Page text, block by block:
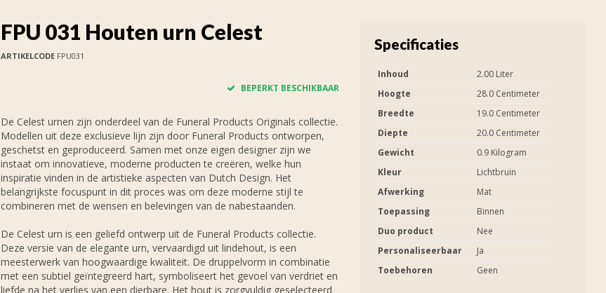
FPU 031 Houten urn Celest
ARTIKELCODEFPU031
BEPERKT BESCHIKBAAR
De Celest urnen zijn onderdeel van de Funeral Products Originals collectie.
Modellen uit deze exclusieve lijn zijn door Funeral Products ontworpen,
geschetst en geproduceerd. Samen met onze eigen designer zijn we
instaat om innovatieve, moderne producten te creëren, welke hun
inspiratie vinden in de artistieke aspecten van Dutch Design. Het
belangrijkste focuspunt in dit proces was om deze moderne stijl te
combineren met de wensen en belevingen van de nabestaanden.
De Celest urn is een geliefd ontwerp uit de Funeral Products collectie.
Deze versie van de elegante urn, vervaardigd uit lindehout, is een
meesterwerk van hoogwaardige kwaliteit. De druppelvorm in combinatie
met een subtiel geïntegreerd hart, symboliseert het gevoel van verdriet en
liefde na het verlies van een dierbare. Het hout is zorgvuldig geselecteerd
Specificaties
Inhoud
2.00 Liter
Hoogte
28.0 Centimeter
Breedte
19.0 Centimeter
Diepte
20.0 Centimeter
Gewicht
0.9 Kilogram
Kleur
Lichtbruin
Afwerking
Mat
Toepassing
Binnen
Duo product
Nee
Personaliseerbaar
Ja
Toebehoren
Geen